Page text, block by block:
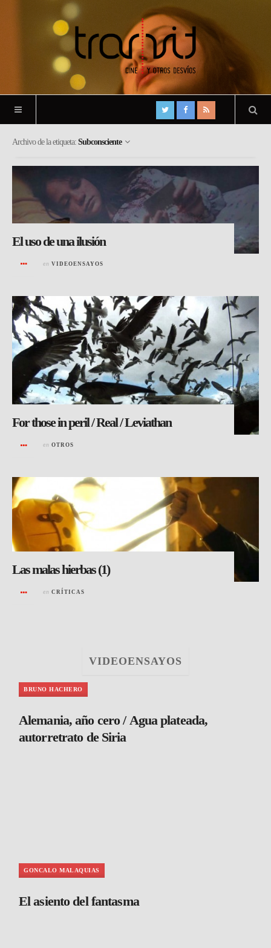
Archivo de la etiqueta: Subconsciente
El uso de una ilusión
en VIDEOENSAYOS
For those in peril / Real / Leviathan
en OTROS
Las malas hierbas (1)
en CRÍTICAS
VIDEOENSAYOS
BRUNO HACHERO
Alemania, año cero / Agua plateada,
autorretrato de Siria
GONCALO MALAQUIAS
El asiento del fantasma